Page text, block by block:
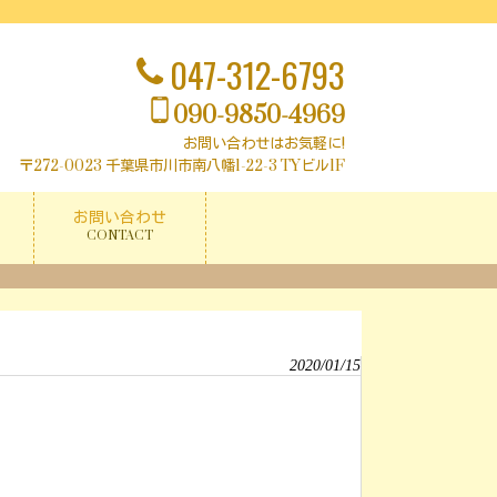
047-312-6793
090-9850-4969
お問い合わせはお気軽に!
〒272-0023 千葉県市川市南八幡1-22-3 TYビル1F
お問い合わせ
CONTACT
2020/01/15